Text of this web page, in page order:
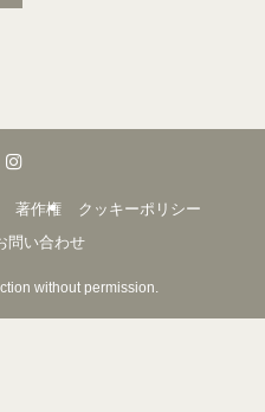
著作権
クッキーポリシー
問い合わせ
without permission.